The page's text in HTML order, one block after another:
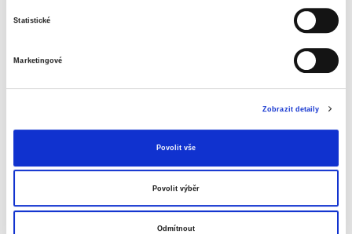
Statistické
Marketingové
Zobrazit detaily
Povolit vše
Povolit výběr
Odmítnout
9289461860
maximální tloušťka folie
s uchy
ne